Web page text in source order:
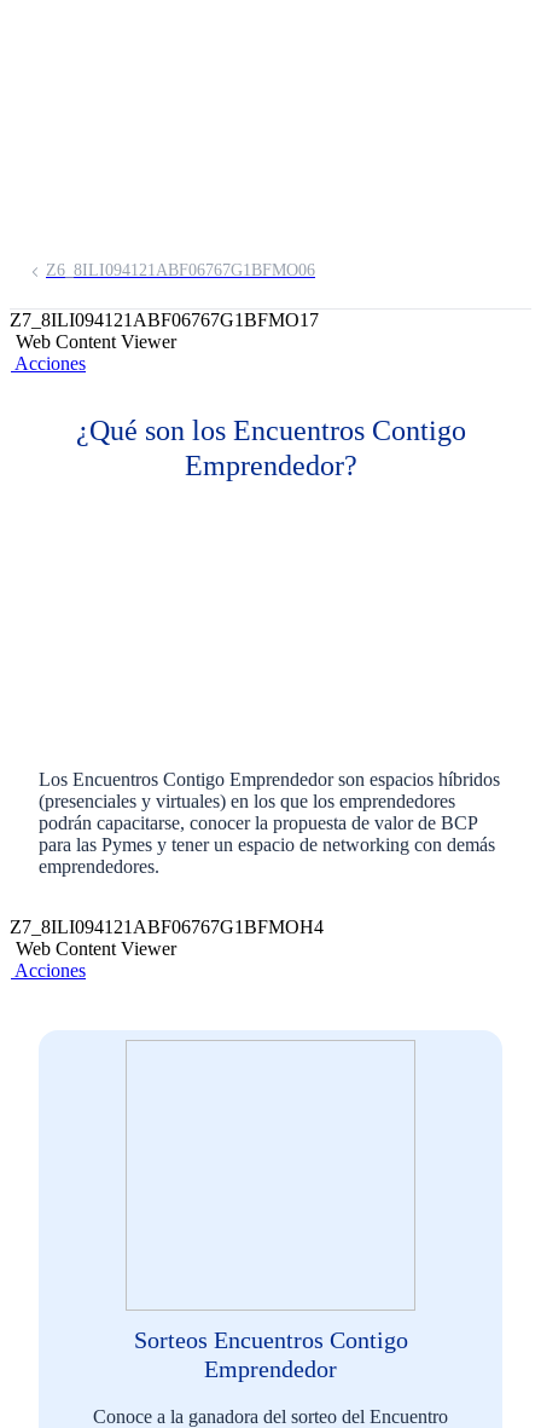
Z6_8ILI094121ABF06767G1BFMO06
Z7_8ILI094121ABF06767G1BFMO17
Web Content Viewer
Acciones
Los Encuentros Contigo Emprendedor son espacios híbridos
(presenciales y virtuales) en los que los emprendedores
podrán capacitarse, conocer la propuesta de valor de BCP
para las Pymes y tener un espacio de networking con demás
emprendedores.
¿Qué son los Encuentros Contigo
Emprendedor?
Z7_8ILI094121ABF06767G1BFMOH4
Web Content Viewer
Acciones
Sorteos Encuentros Contigo
Emprendedor
Conoce a la ganadora del sorteo del Encuentro